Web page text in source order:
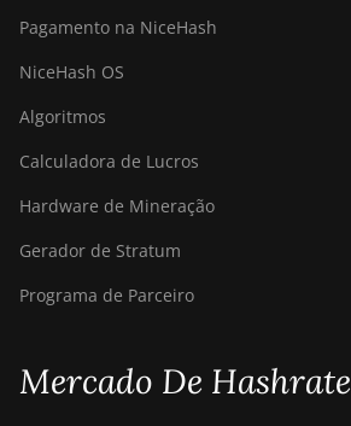
Pagamento na NiceHash
NiceHash OS
Algoritmos
Calculadora de Lucros
Hardware de Mineração
Gerador de Stratum
Programa de Parceiro
Mercado De Hashrate